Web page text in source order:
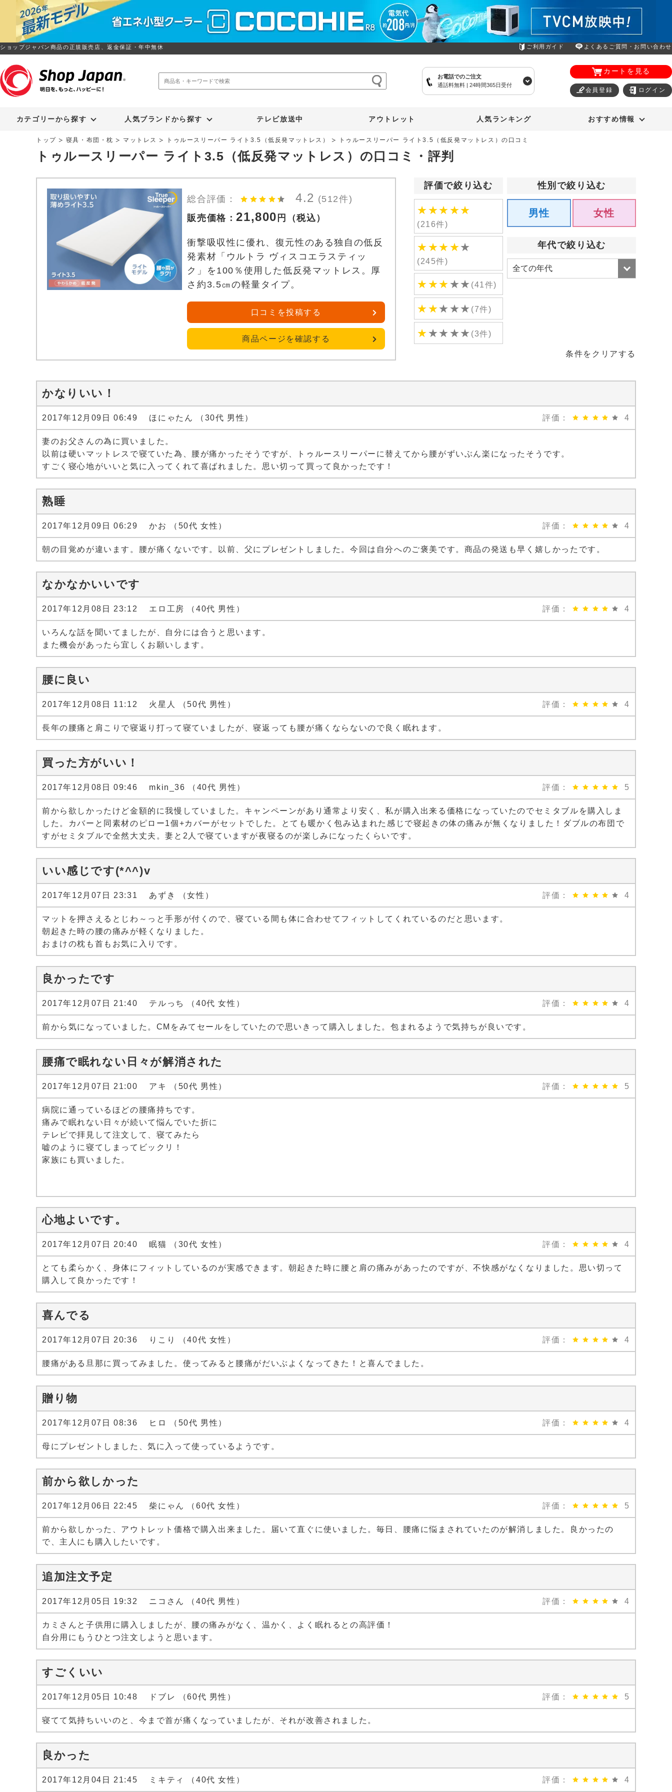
ショップジャパン商品の正規販売店、返金保証・年中無休 ご利用ガイド よくあるご質問・お問い合わせ
お電話でのご注文
通話料無料 | 24時間365日受付
カートを見る
会員登録 ログイン
カテゴリーから探す 人気ブランドから探す テレビ放送中 アウトレット 人気ランキング おすすめ情報
トップ 寝具・布団・枕 マットレス トゥルースリーパー ライト3.5（低反発マットレス） トゥルースリーパー ライト3.5（低反発マットレス）の口コミ
トゥルースリーパー ライト3.5（低反発マットレス）の口コミ・評判
総合評価： 4.2 (512件)
販売価格：21,800 円 （税込）
衝撃吸収性に優れ、復元性のある独自の低反
発素材「ウルトラ ヴィスコエラスティッ
ク」を100％使用した低反発マットレス。厚
さ約3.5㎝の軽量タイプ。
口コミを投稿する
商品ページを確認する
評価で絞り込む
★★★★★
(216件)
★★★★★
(245件)
★★★★★ (41件)
★★★★★ (7件)
★★★★★ (3件)
性別で絞り込む
男性 女性
年代で絞り込む
条件をクリアする
かなりいい！
2017年12月09日 06:49 ほにゃたん （30代 男性） 評価： 4
妻のお父さんの為に買いました。
以前は硬いマットレスで寝ていた為、腰が痛かったそうですが、トゥルースリーパーに替えてから腰がずいぶん楽になったそうです。
すごく寝心地がいいと気に入ってくれて喜ばれました。思い切って買って良かったです！
熟睡
2017年12月09日 06:29 かお （50代 女性） 評価： 4
朝の目覚めが違います。腰が痛くないです。以前、父にプレゼントしました。今回は自分へのご褒美です。商品の発送も早く嬉しかったです。
なかなかいいです
2017年12月08日 23:12 エロ工房 （40代 男性） 評価： 4
いろんな話を聞いてましたが、自分には合うと思います。
また機会があったら宜しくお願いします。
腰に良い
2017年12月08日 11:12 火星人 （50代 男性） 評価： 4
長年の腰痛と肩こりで寝返り打って寝ていましたが、寝返っても腰が痛くならないので良く眠れます。
買った方がいい！
2017年12月08日 09:46 mkin_36 （40代 男性） 評価： 5
前から欲しかったけど金額的に我慢していました。キャンペーンがあり通常より安く、私が購入出来る価格になっていたのでセミタブルを購入しま
した。カバーと同素材のピロー1個+カバーがセットでした。とても暖かく包み込まれた感じで寝起きの体の痛みが無くなりました！ダブルの布団で
すがセミタブルで全然大丈夫。妻と2人で寝ていますが夜寝るのが楽しみになったくらいです。
いい感じです(*^^)v
2017年12月07日 23:31 あずき （女性） 評価： 4
マットを押さえるとじわ～っと手形が付くので、寝ている間も体に合わせてフィットしてくれているのだと思います。
朝起きた時の腰の痛みが軽くなりました。
おまけの枕も首もお気に入りです。
良かったです
2017年12月07日 21:40 テルっち （40代 女性） 評価： 4
前から気になっていました。CMをみてセールをしていたので思いきって購入しました。包まれるようで気持ちが良いです。
腰痛で眠れない日々が解消された
2017年12月07日 21:00 アキ （50代 男性） 評価： 5
病院に通っているほどの腰痛持ちです。
痛みで眠れない日々が続いて悩んでいた折に
テレビで拝見して注文して、寝てみたら
嘘のように寝てしまってビックリ！
家族にも買いました。
心地よいです。
2017年12月07日 20:40 眠猫 （30代 女性） 評価： 4
とても柔らかく、身体にフィットしているのが実感できます。朝起きた時に腰と肩の痛みがあったのですが、不快感がなくなりました。思い切って
購入して良かったです！
喜んでる
2017年12月07日 20:36 りこり （40代 女性） 評価： 4
腰痛がある旦那に買ってみました。使ってみると腰痛がだいぶよくなってきた！と喜んでました。
贈り物
2017年12月07日 08:36 ヒロ （50代 男性） 評価： 4
母にプレゼントしました、気に入って使っているようです。
前から欲しかった
2017年12月06日 22:45 柴にゃん （60代 女性） 評価： 5
前から欲しかった、アウトレット価格で購入出来ました。届いて直ぐに使いました。毎日、腰痛に悩まされていたのが解消しました。良かったの
で、主人にも購入したいです。
追加注文予定
2017年12月05日 19:32 ニコさん （40代 男性） 評価： 4
カミさんと子供用に購入しましたが、腰の痛みがなく、温かく、よく眠れるとの高評価！
自分用にもうひとつ注文しようと思います。
すごくいい
2017年12月05日 10:48 ドブレ （60代 男性） 評価： 5
寝てて気持ちいいのと、今まで首が痛くなっていましたが、それが改善されました。
良かった
2017年12月04日 21:45 ミキティ （40代 女性） 評価： 4